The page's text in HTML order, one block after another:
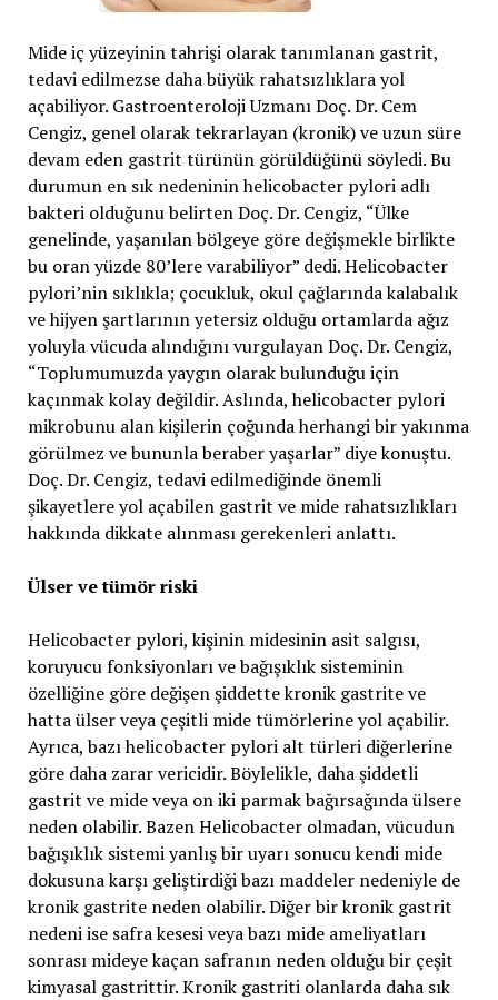
Mide iç yüzeyinin tahrişi olarak tanımlanan gastrit,
tedavi edilmezse daha büyük rahatsızlıklara yol
açabiliyor. Gastroenteroloji Uzmanı Doç. Dr. Cem
Cengiz, genel olarak tekrarlayan (kronik) ve uzun süre
devam eden gastrit türünün görüldüğünü söyledi. Bu
durumun en sık nedeninin helicobacter pylori adlı
bakteri olduğunu belirten Doç. Dr. Cengiz, “Ülke
genelinde, yaşanılan bölgeye göre değişmekle birlikte
bu oran yüzde 80’lere varabiliyor” dedi. Helicobacter
pylori’nin sıklıkla; çocukluk, okul çağlarında kalabalık
ve hijyen şartlarının yetersiz olduğu ortamlarda ağız
yoluyla vücuda alındığını vurgulayan Doç. Dr. Cengiz,
“Toplumumuzda yaygın olarak bulunduğu için
kaçınmak kolay değildir. Aslında, helicobacter pylori
mikrobunu alan kişilerin çoğunda herhangi bir yakınma
görülmez ve bununla beraber yaşarlar” diye konuştu.
Doç. Dr. Cengiz, tedavi edilmediğinde önemli
şikayetlere yol açabilen gastrit ve mide rahatsızlıkları
hakkında dikkate alınması gerekenleri anlattı.
Ülser ve tümör riski
Helicobacter pylori, kişinin midesinin asit salgısı,
koruyucu fonksiyonları ve bağışıklık sisteminin
özelliğine göre değişen şiddette kronik gastrite ve
hatta ülser veya çeşitli mide tümörlerine yol açabilir.
Ayrıca, bazı helicobacter pylori alt türleri diğerlerine
göre daha zarar vericidir. Böylelikle, daha şiddetli
gastrit ve mide veya on iki parmak bağırsağında ülsere
neden olabilir. Bazen Helicobacter olmadan, vücudun
bağışıklık sistemi yanlış bir uyarı sonucu kendi mide
dokusuna karşı geliştirdiği bazı maddeler nedeniyle de
kronik gastrite neden olabilir. Diğer bir kronik gastrit
nedeni ise safra kesesi veya bazı mide ameliyatları
sonrası mideye kaçan safranın neden olduğu bir çeşit
kimyasal gastrittir. Kronik gastriti olanlarda daha sık